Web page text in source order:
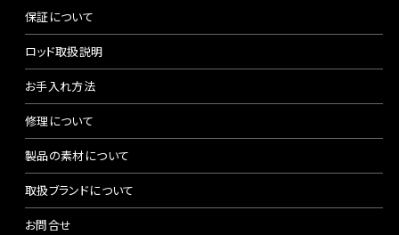
保証について
ロッド取扱説明
お手入れ方法
修理について
製品の素材について
取扱ブランドについて
お問合せ